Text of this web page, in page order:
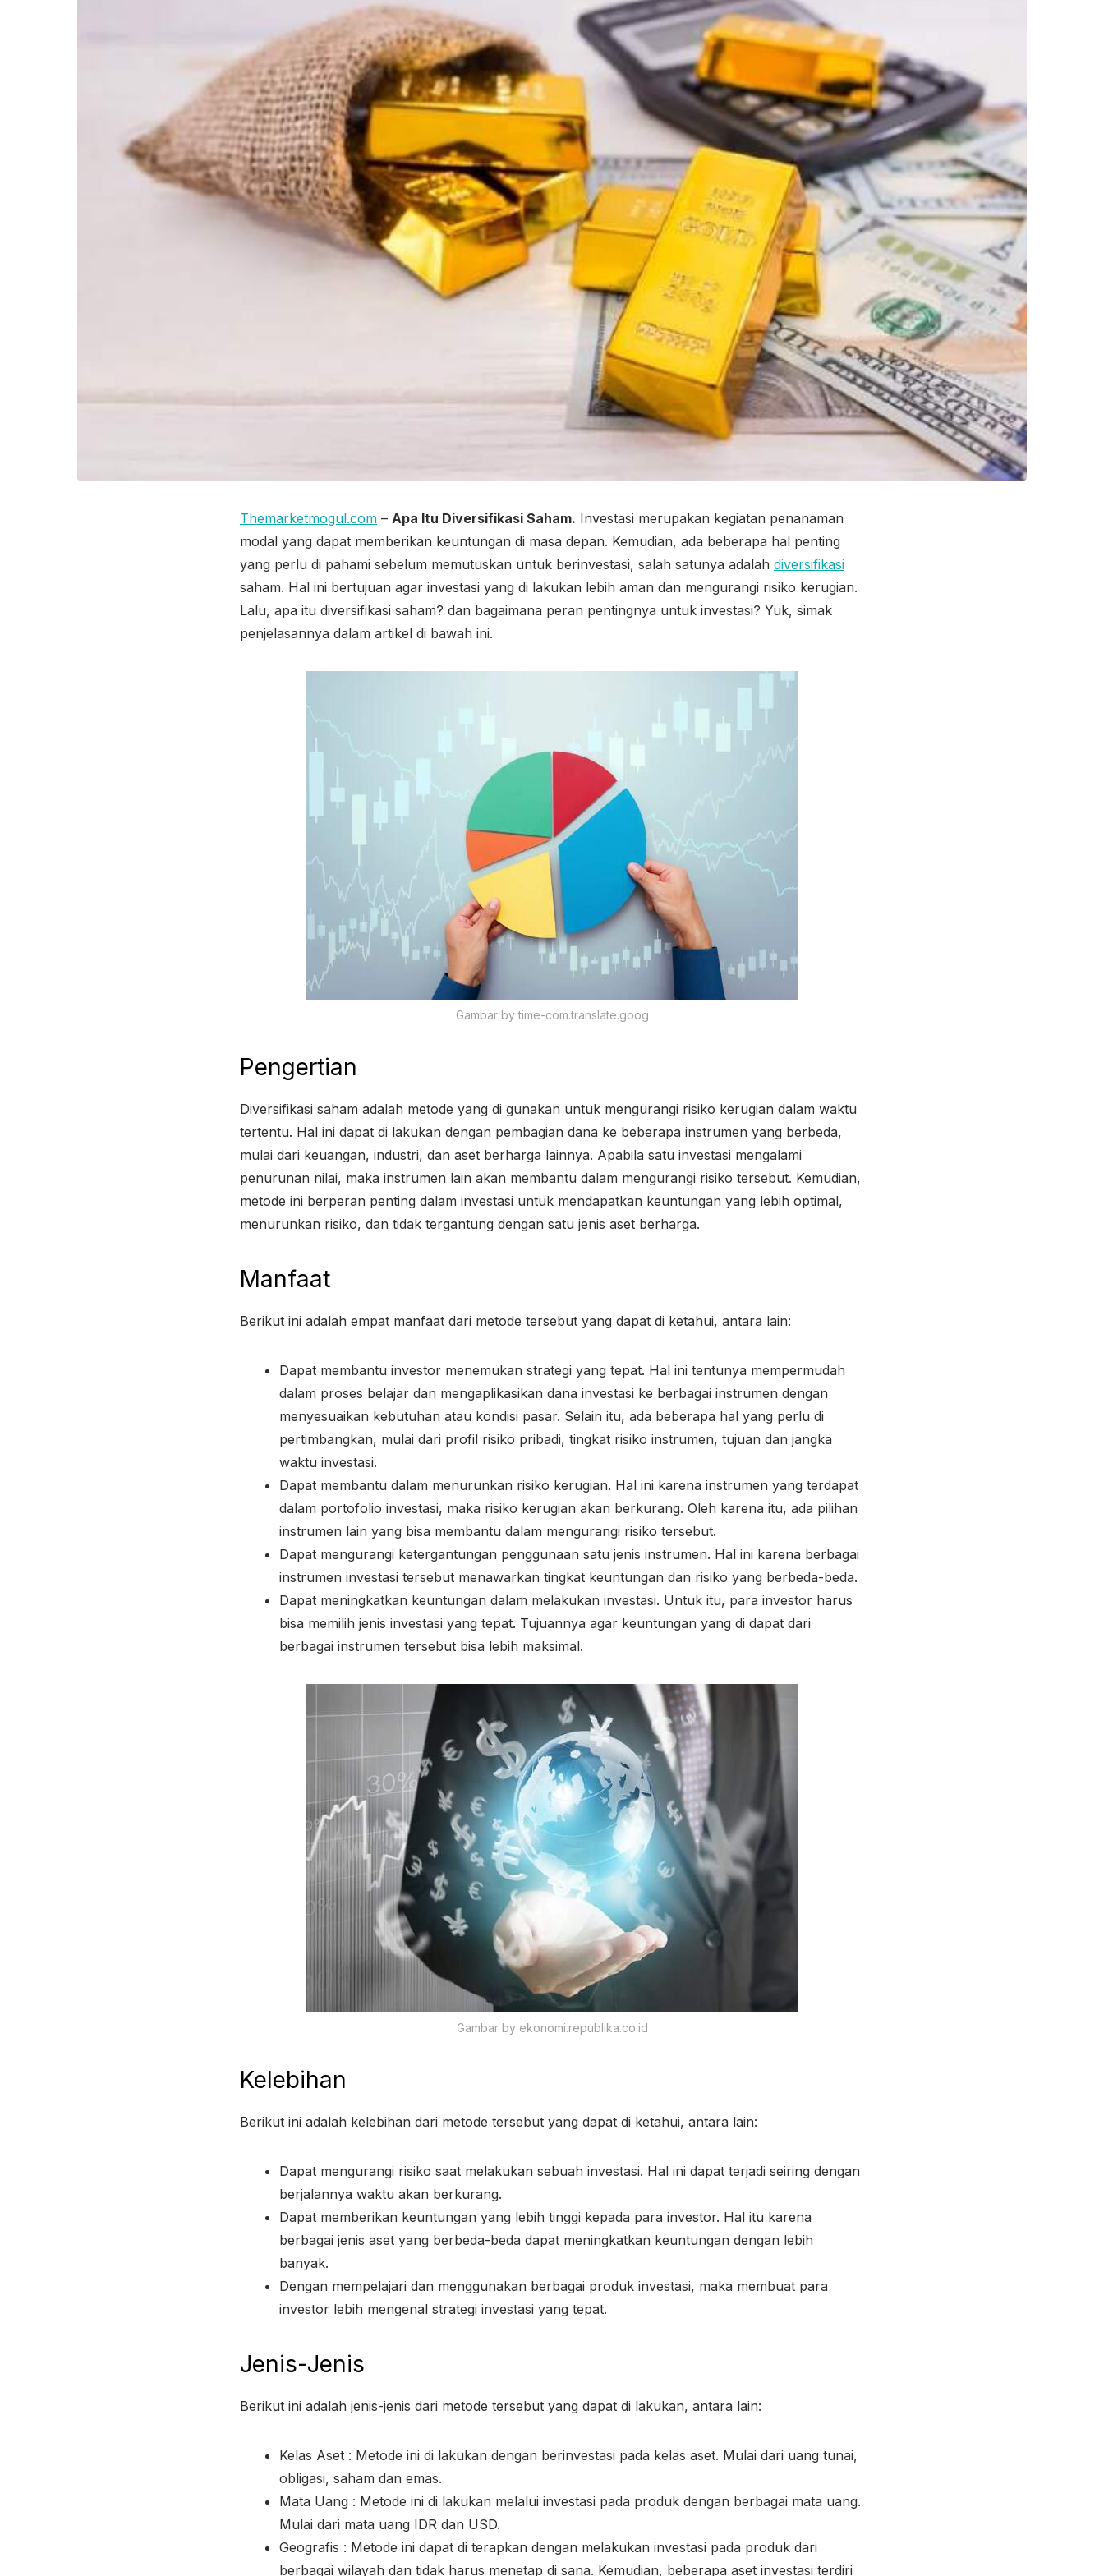
Themarketmogul.com – Apa Itu Diversifikasi Saham. Investasi merupakan kegiatan penanaman
modal yang dapat memberikan keuntungan di masa depan. Kemudian, ada beberapa hal penting
yang perlu di pahami sebelum memutuskan untuk berinvestasi, salah satunya adalah diversifikasi
saham. Hal ini bertujuan agar investasi yang di lakukan lebih aman dan mengurangi risiko kerugian.
Lalu, apa itu diversifikasi saham? dan bagaimana peran pentingnya untuk investasi? Yuk, simak
penjelasannya dalam artikel di bawah ini.
Gambar by time-com.translate.goog
Pengertian
Diversifikasi saham adalah metode yang di gunakan untuk mengurangi risiko kerugian dalam waktu
tertentu. Hal ini dapat di lakukan dengan pembagian dana ke beberapa instrumen yang berbeda,
mulai dari keuangan, industri, dan aset berharga lainnya. Apabila satu investasi mengalami
penurunan nilai, maka instrumen lain akan membantu dalam mengurangi risiko tersebut. Kemudian,
metode ini berperan penting dalam investasi untuk mendapatkan keuntungan yang lebih optimal,
menurunkan risiko, dan tidak tergantung dengan satu jenis aset berharga.
Manfaat
Berikut ini adalah empat manfaat dari metode tersebut yang dapat di ketahui, antara lain:
Dapat membantu investor menemukan strategi yang tepat. Hal ini tentunya mempermudah
dalam proses belajar dan mengaplikasikan dana investasi ke berbagai instrumen dengan
menyesuaikan kebutuhan atau kondisi pasar. Selain itu, ada beberapa hal yang perlu di
pertimbangkan, mulai dari profil risiko pribadi, tingkat risiko instrumen, tujuan dan jangka
waktu investasi.
Dapat membantu dalam menurunkan risiko kerugian. Hal ini karena instrumen yang terdapat
dalam portofolio investasi, maka risiko kerugian akan berkurang. Oleh karena itu, ada pilihan
instrumen lain yang bisa membantu dalam mengurangi risiko tersebut.
Dapat mengurangi ketergantungan penggunaan satu jenis instrumen. Hal ini karena berbagai
instrumen investasi tersebut menawarkan tingkat keuntungan dan risiko yang berbeda-beda.
Dapat meningkatkan keuntungan dalam melakukan investasi. Untuk itu, para investor harus
bisa memilih jenis investasi yang tepat. Tujuannya agar keuntungan yang di dapat dari
berbagai instrumen tersebut bisa lebih maksimal.
Gambar by ekonomi.republika.co.id
Kelebihan
Berikut ini adalah kelebihan dari metode tersebut yang dapat di ketahui, antara lain:
Dapat mengurangi risiko saat melakukan sebuah investasi. Hal ini dapat terjadi seiring dengan
berjalannya waktu akan berkurang.
Dapat memberikan keuntungan yang lebih tinggi kepada para investor. Hal itu karena
berbagai jenis aset yang berbeda-beda dapat meningkatkan keuntungan dengan lebih
banyak.
Dengan mempelajari dan menggunakan berbagai produk investasi, maka membuat para
investor lebih mengenal strategi investasi yang tepat.
Jenis-Jenis
Berikut ini adalah jenis-jenis dari metode tersebut yang dapat di lakukan, antara lain:
Kelas Aset : Metode ini di lakukan dengan berinvestasi pada kelas aset. Mulai dari uang tunai,
obligasi, saham dan emas.
Mata Uang : Metode ini di lakukan melalui investasi pada produk dengan berbagai mata uang.
Mulai dari mata uang IDR dan USD.
Geografis : Metode ini dapat di terapkan dengan melakukan investasi pada produk dari
berbagai wilayah dan tidak harus menetap di sana. Kemudian, beberapa aset investasi terdiri